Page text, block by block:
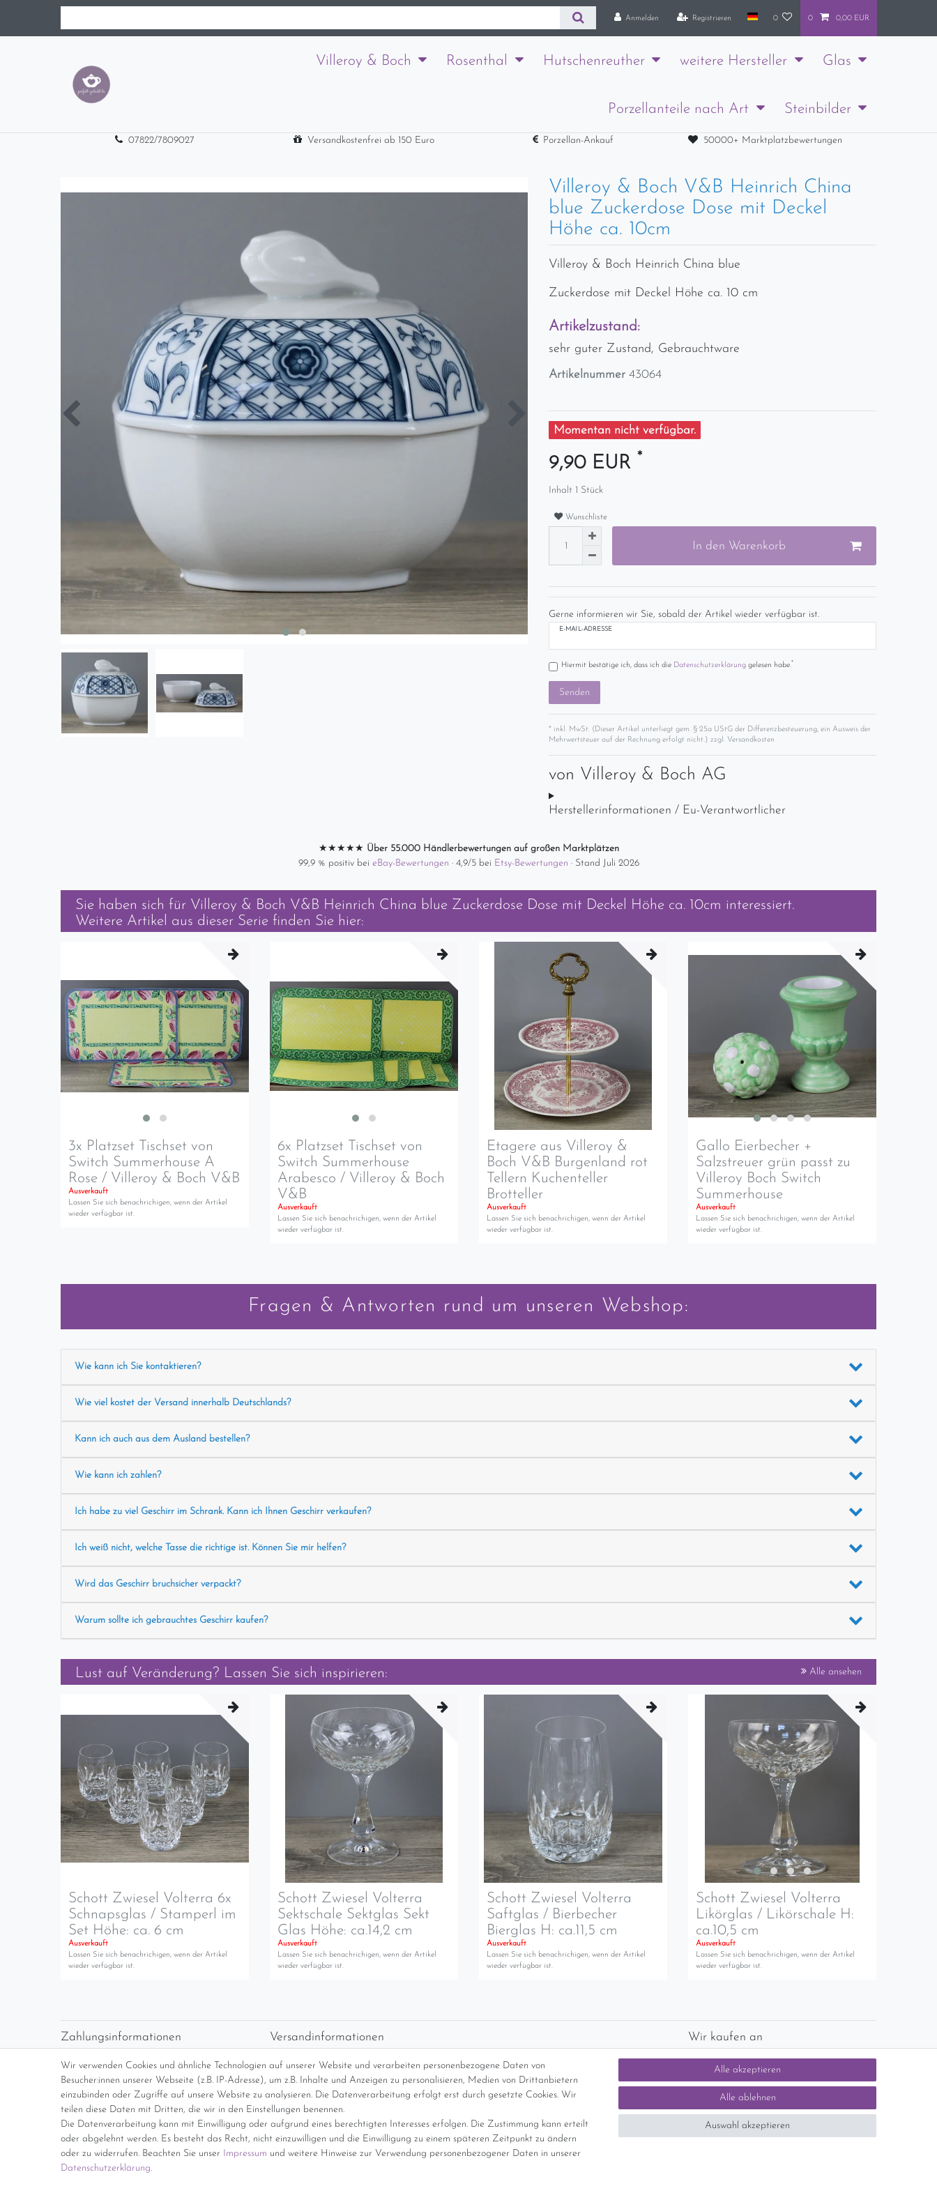
Anmelden Registrieren 0 0 0,00 EUR
Villeroy & Boch Rosenthal Hutschenreuther weitere Hersteller Glas
Porzellanteile nach Art Steinbilder
07822/7809027 Versandkostenfrei ab 150 Euro Porzellan-Ankauf 50000+ Marktplatzbewertungen
Villeroy & Boch V&B Heinrich China
blue Zuckerdose Dose mit Deckel
Höhe ca. 10cm
Villeroy & Boch Heinrich China blue
Zuckerdose mit Deckel Höhe ca. 10 cm
Artikelzustand:
sehr guter Zustand, Gebrauchtware
Artikelnummer 43064
Momentan nicht verfügbar.
9,90 EUR *
Inhalt 1 Stück
Wunschliste
In den Warenkorb
Gerne informieren wir Sie, sobald der Artikel wieder verfügbar ist.
E-MAIL-ADRESSE
Hiermit bestätige ich, dass ich die Daten­schutz­erklärunggelesen habe.*
Senden
* inkl. MwSt. (Dieser Artikel unterliegt gem. § 25a UStG der Differenzbesteuerung, ein Ausweis der
Mehrwertsteuer auf der Rechnung erfolgt nicht.) zzgl. Versandkosten
von Villeroy & Boch AG
Herstellerinformationen / Eu-Verantwortlicher
★★★★★ Über 55.000 Händlerbewertungen auf großen Marktplätzen
99,9 % positiv bei eBay-Bewertungen · 4,9/5 bei Etsy-Bewertungen · Stand Juli 2026
Sie haben sich für Villeroy & Boch V&B Heinrich China blue Zuckerdose Dose mit Deckel Höhe ca. 10cm interessiert.
Weitere Artikel aus dieser Serie finden Sie hier:
3x Platzset Tischset von
Switch Summerhouse A
Rose / Villeroy & Boch V&B
Ausverkauft
Lassen Sie sich benachrichigen, wenn der Artikel
wieder verfügbar ist.
6x Platzset Tischset von
Switch Summerhouse
Arabesco / Villeroy & Boch
V&B
Ausverkauft
Lassen Sie sich benachrichigen, wenn der Artikel
wieder verfügbar ist.
Etagere aus Villeroy &
Boch V&B Burgenland rot
Tellern Kuchenteller
Brotteller
Ausverkauft
Lassen Sie sich benachrichigen, wenn der Artikel
wieder verfügbar ist.
Gallo Eierbecher +
Salzstreuer grün passt zu
Villeroy Boch Switch
Summerhouse
Ausverkauft
Lassen Sie sich benachrichigen, wenn der Artikel
wieder verfügbar ist.
Fragen & Antworten rund um unseren Webshop:
Wie kann ich Sie kontaktieren?
Wie viel kostet der Versand innerhalb Deutschlands?
Kann ich auch aus dem Ausland bestellen?
Wie kann ich zahlen?
Ich habe zu viel Geschirr im Schrank. Kann ich Ihnen Geschirr verkaufen?
Ich weiß nicht, welche Tasse die richtige ist. Können Sie mir helfen?
Wird das Geschirr bruchsicher verpackt?
Warum sollte ich gebrauchtes Geschirr kaufen?
Lust auf Veränderung? Lassen Sie sich inspirieren: Alle ansehen
Schott Zwiesel Volterra 6x
Schnapsglas / Stamperl im
Set Höhe: ca. 6 cm
Ausverkauft
Lassen Sie sich benachrichigen, wenn der Artikel
wieder verfügbar ist.
Schott Zwiesel Volterra
Sektschale Sektglas Sekt
Glas Höhe: ca.14,2 cm
Ausverkauft
Lassen Sie sich benachrichigen, wenn der Artikel
wieder verfügbar ist.
Schott Zwiesel Volterra
Saftglas / Bierbecher
Bierglas H: ca.11,5 cm
Ausverkauft
Lassen Sie sich benachrichigen, wenn der Artikel
wieder verfügbar ist.
Schott Zwiesel Volterra
Likörglas / Likörschale H:
ca.10,5 cm
Ausverkauft
Lassen Sie sich benachrichigen, wenn der Artikel
wieder verfügbar ist.
Wir verwenden Cookies und ähnliche Technologien auf unserer Website und verarbeiten personenbezogene Daten von
Besucher:innen unserer Webseite (z.B. IP-Adresse), um z.B. Inhalte und Anzeigen zu personalisieren, Medien von Drittanbietern
einzubinden oder Zugriffe auf unsere Website zu analysieren. Die Datenverarbeitung erfolgt erst durch gesetzte Cookies. Wir
teilen diese Daten mit Dritten, die wir in den Einstellungen benennen.
Die Datenverarbeitung kann mit Einwilligung oder aufgrund eines berechtigten Interesses erfolgen. Die Zustimmung kann erteilt
oder abgelehnt werden. Es besteht das Recht, nicht einzuwilligen und die Einwilligung zu einem späteren Zeitpunkt zu ändern
oder zu widerrufen. Beachten Sie unser Impressum und weitere Hinweise zur Verwendung personenbezogener Daten in unserer
Daten­schutz­erklärung.
Alle akzeptieren
Alle ablehnen
Auswahl akzeptieren
Zahlungsinformationen
Paypal
Abholung
Versandinformationen
Versand per GLS (6,90 Euro) oder DHL (8,49 Euro ) inkl. MwSt. (innerhalb Deutschlands)
kostenfreie Lieferung ab 150 Euro Warenwert (innerhalb Deutschlands)
Übersicht Internationale Versandkosten
Wir kaufen an
Sie haben zuviel Porzellan im Schrank? Gerne
kaufen wir dieses an. Einfach unverbindliches
Angebot anfordern.
*Endpreis inkl. MwSt. (Dieser Artikel unterliegt gem. § 25a UStG der Differenzbesteuerung, ein Ausweis der Mehrwertsteuer auf der Rechnung erfolgt nicht.)